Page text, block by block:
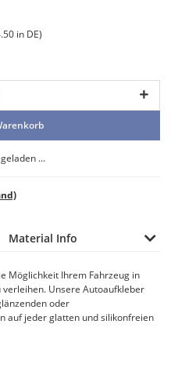
in DE)
...
Material Info
Möglichkeit Ihrem Fahrzeug in
Unsere Autoaufkleber
oder
auf jeder glatten und silikonfreien